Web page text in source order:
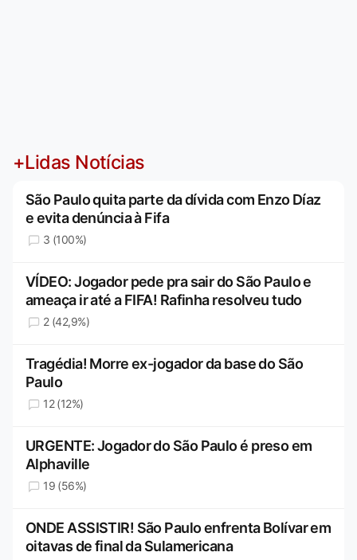
+Lidas Notícias
São Paulo quita parte da dívida com Enzo Díaz
e evita denúncia à Fifa
3 (100%)
VÍDEO: Jogador pede pra sair do São Paulo e
ameaça ir até a FIFA! Rafinha resolveu tudo
2 (42,9%)
Tragédia! Morre ex-jogador da base do São
Paulo
12 (12%)
URGENTE: Jogador do São Paulo é preso em
Alphaville
19 (56%)
ONDE ASSISTIR! São Paulo enfrenta Bolívar em
oitavas de final da Sulamericana